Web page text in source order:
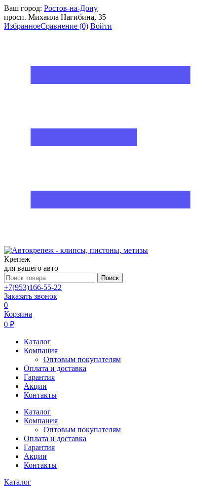
Ваш город: Ростов-на-Дону
просп. Михаила Нагибина, 35
ИзбранноеСравнение (0) Войти
Крепеж
для вашего авто
Поиск
+7(953)166-55-22
Заказать звонок
0
Корзина
0 ₽
Каталог
Компания
Оптовым покупателям
Оплата и доставка
Гарантия
Акции
Контакты
Каталог
Компания
Оптовым покупателям
Оплата и доставка
Гарантия
Акции
Контакты
Каталог